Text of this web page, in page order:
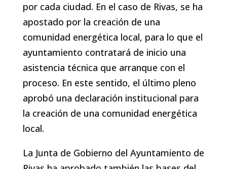
por cada ciudad. En el caso de Rivas, se ha
apostado por la creación de una
comunidad energética local, para lo que el
ayuntamiento contratará de inicio una
asistencia técnica que arranque con el
proceso. En este sentido, el último pleno
aprobó una declaración institucional para
la creación de una comunidad energética
local.
La Junta de Gobierno del Ayuntamiento de